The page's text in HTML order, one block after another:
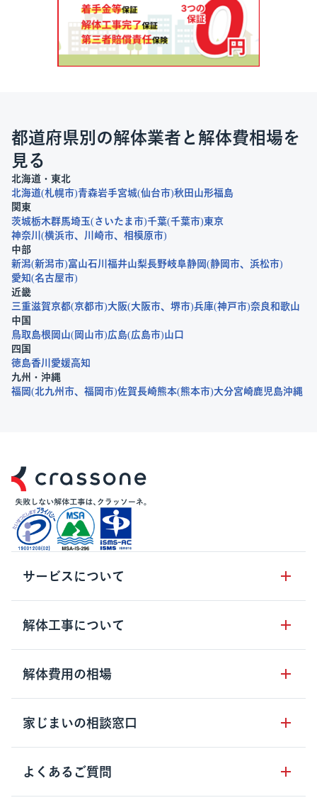
都道府県別の解体業者と解体費相場を
見る
北海道・東北
北海道 札幌市 青森岩手宮城 仙台市 秋田 山形福島
関東
茨城栃木群馬埼玉 さいたま市 千葉 千葉市 東京
神奈川
横浜市 川崎市
相模原市
中部
新潟 新潟市 富山石川 福井山梨長野岐阜静岡 静岡市
浜松市
愛知 名古屋市
近畿
三重滋賀京都 京都市 大阪 大阪市 堺市 兵庫 神戸市 奈良和歌山
中国
鳥取 島根 岡山 岡山市 広島 広島市 山口
四国
徳島香川 愛媛高知
九州・沖縄
福岡 北九州市 福岡市 佐賀長崎熊本 熊本市 大分宮崎鹿児島沖縄
サービスについて
サービスの流れ
サービスのメリット
クラッソーネの自治体連携
解体工事について
解体工事の基礎知識
解体工事に関わる法律
用語集
解体費用の相場
木造住宅の相場
鉄骨造住宅の相場
RC造住宅の相場
家じまいの相談窓口
家じまいの相談窓口
よくあるご質問